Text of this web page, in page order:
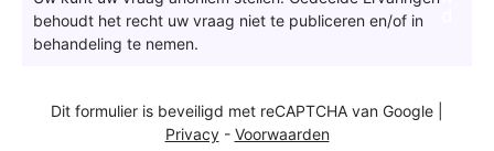
r
a
a
behoudt het recht uw vraag niet te publiceren en/of in
behandeling te nemen.
Dit formulier is beveiligd met reCAPTCHA van Google |
Privacy- Voorwaarden